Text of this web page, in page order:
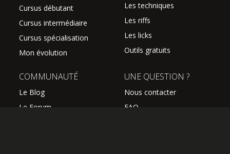
Cursus débutant
Cursus intermédiaire
Cursus spécialisation
Mon évolution
Les techniques
Les riffs
Les licks
Outils gratuits
COMMUNAUTÉ
Le Blog
Le Forum
UNE QUESTION ?
Nous contacter
FAQ